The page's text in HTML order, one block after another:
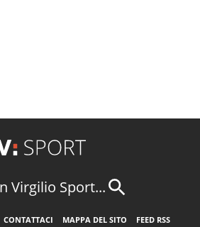
Virgilio Sport...
CONTATTACI MAPPA DEL SITO FEED RSS